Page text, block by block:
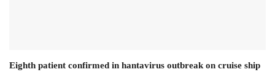
Eighth patient confirmed in hantavirus outbreak on cruise ship